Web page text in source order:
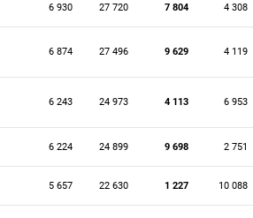
6 930 27 720 7 804 4 308
6 874 27 496 9 629 4 119
6 243 24 973 4 113 6 953
6 224 24 899 9 698 2 751
5 657 22 630 1 227 10 088